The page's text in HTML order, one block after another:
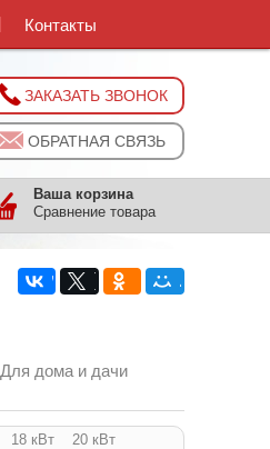
Контакты
ЗАКАЗАТЬ ЗВОНОК
ОБРАТНАЯ СВЯЗЬ
Ваша корзина
Сравнение товара
Для дома и дачи
18 кВт
20 кВт